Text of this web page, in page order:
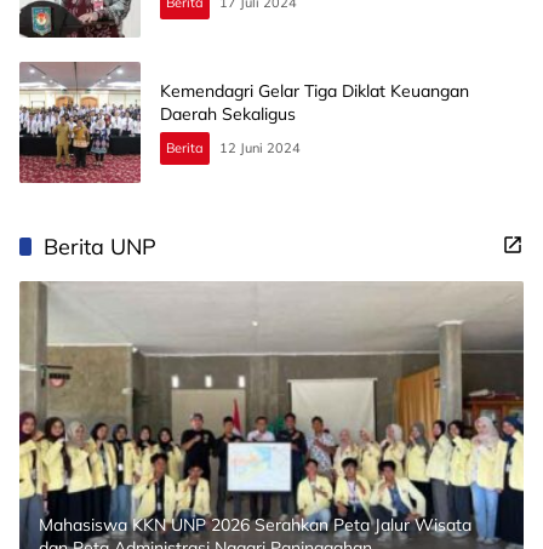
Kemendagri Gelar Tiga Diklat Keuangan
Daerah Sekaligus
Berita 12 Juni 2024
Berita UNP
Mahasiswa KKN UNP 2026 Serahkan Peta Jalur Wisata